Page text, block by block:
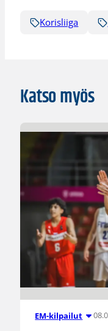
Korisliiga
Katso myös
EM-kilpailut